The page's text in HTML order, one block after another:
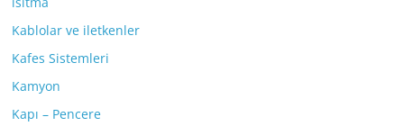
Kablolar ve iletkenler
Kafes Sistemleri
Kamyon
Kapı – Pencere